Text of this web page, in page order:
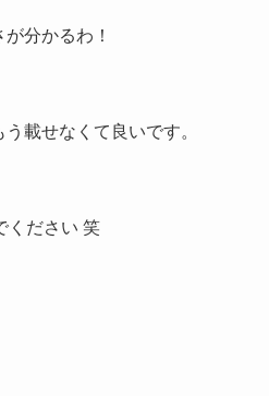
分かるわ！
載せなくて良いです。
ください 笑